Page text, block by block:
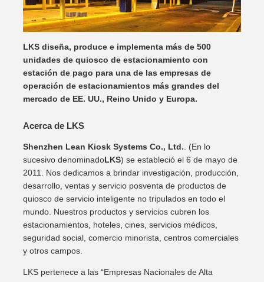
LKS diseña, produce e implementa más de 500
unidades de quiosco de estacionamiento con
estación de pago para una de las empresas de
operación de estacionamientos más grandes del
mercado de EE. UU., Reino Unido y Europa.
Acerca de LKS
Shenzhen Lean Kiosk Systems Co., Ltd. . (En lo
sucesivo denominadoLKS) se estableció el 6 de mayo de
2011. Nos dedicamos a brindar investigación, producción,
desarrollo, ventas y servicio posventa de productos de
quiosco de servicio inteligente no tripulados en todo el
mundo. Nuestros productos y servicios cubren los
estacionamientos, hoteles, cines, servicios médicos,
seguridad social, comercio minorista, centros comerciales
y otros campos.
LKS pertenece a las “Empresas Nacionales de Alta